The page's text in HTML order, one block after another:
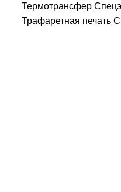
Термотрансфер
Трафаретная печать